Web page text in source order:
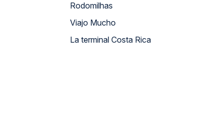
Rodomilhas
Viajo Mucho
La terminal Costa Rica